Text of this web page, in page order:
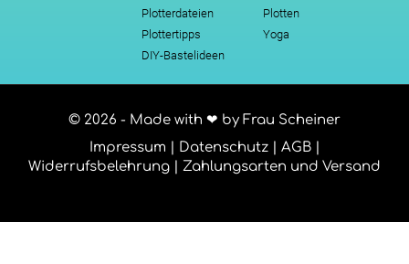
Plotterdateien
Plottertipps
DIY-Bastelideen
Plotten
Yoga
© 2026 - Made with ❤ by Frau Scheiner
Impressum
Datenschutz| AGB|
Widerrufsbelehrung
Zahlungsarten und Versand